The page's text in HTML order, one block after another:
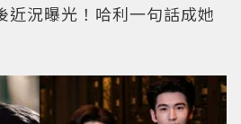
近況曝光！哈利一句話成她